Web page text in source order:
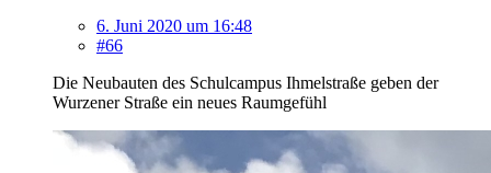
6. Juni 2020 um 16:48
#66
Die Neubauten des Schulcampus Ihmelstraße geben der
Wurzener Straße ein neues Raumgefühl